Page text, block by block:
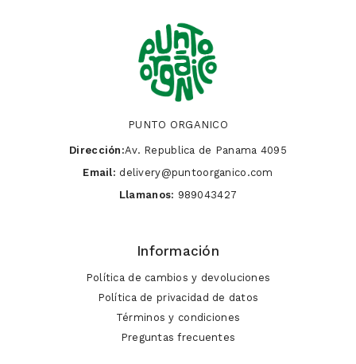
PUNTO ORGANICO
Dirección:Av. Republica de Panama 4095
Email: delivery@puntoorganico.com
Llamanos: 989043427
Información
Política de cambios y devoluciones
Política de privacidad de datos
Términos y condiciones
Preguntas frecuentes